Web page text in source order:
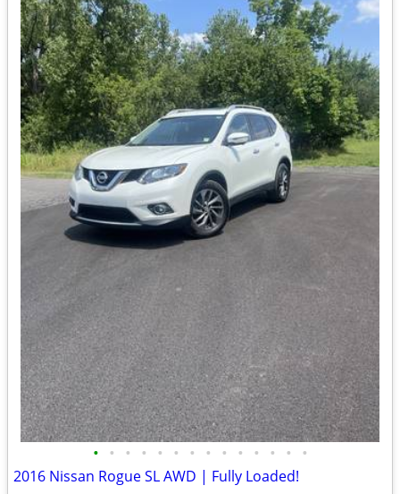
• • • • • • • • • • • • • •
2016 Nissan Rogue SL AWD | Fully Loaded!